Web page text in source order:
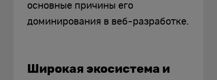
основные причины его
доминирования в веб-разработке.
Широкая экосистема и